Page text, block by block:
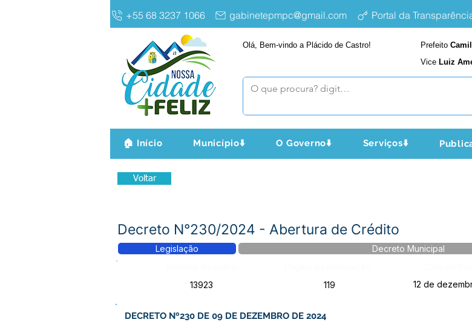
+55 68 3237 1066 gabinetepmpc@gmail.com Portal da
Olá, Bem-vindo a Plácido de Castro! Prefeito
Vice Luiz
🏠 Início Município⬇️ O Governo⬇️ Serviços⬇️
Voltar
Decreto N°230/2024 - Abertura de Crédito
Legislação
Decreto Municipal
13923
119 12 de
DECRETO Nº230 DE 09 DE DEZEMBRO DE 2024